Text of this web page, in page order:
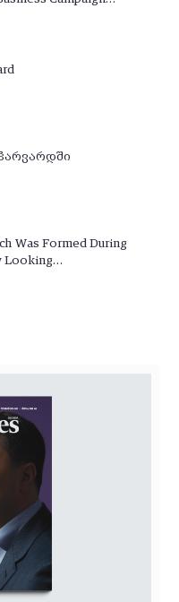
Was Formed During
Looking…